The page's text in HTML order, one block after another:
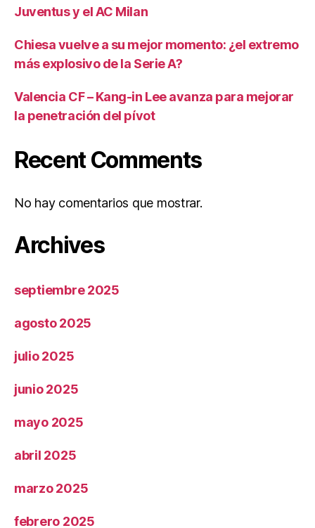
Juventus y el AC Milan
Chiesa vuelve a su mejor momento: ¿el extremo
más explosivo de la Serie A?
Valencia CF – Kang-in Lee avanza para mejorar
la penetración del pívot
Recent Comments
No hay comentarios que mostrar.
Archives
septiembre 2025
agosto 2025
julio 2025
junio 2025
mayo 2025
abril 2025
marzo 2025
febrero 2025